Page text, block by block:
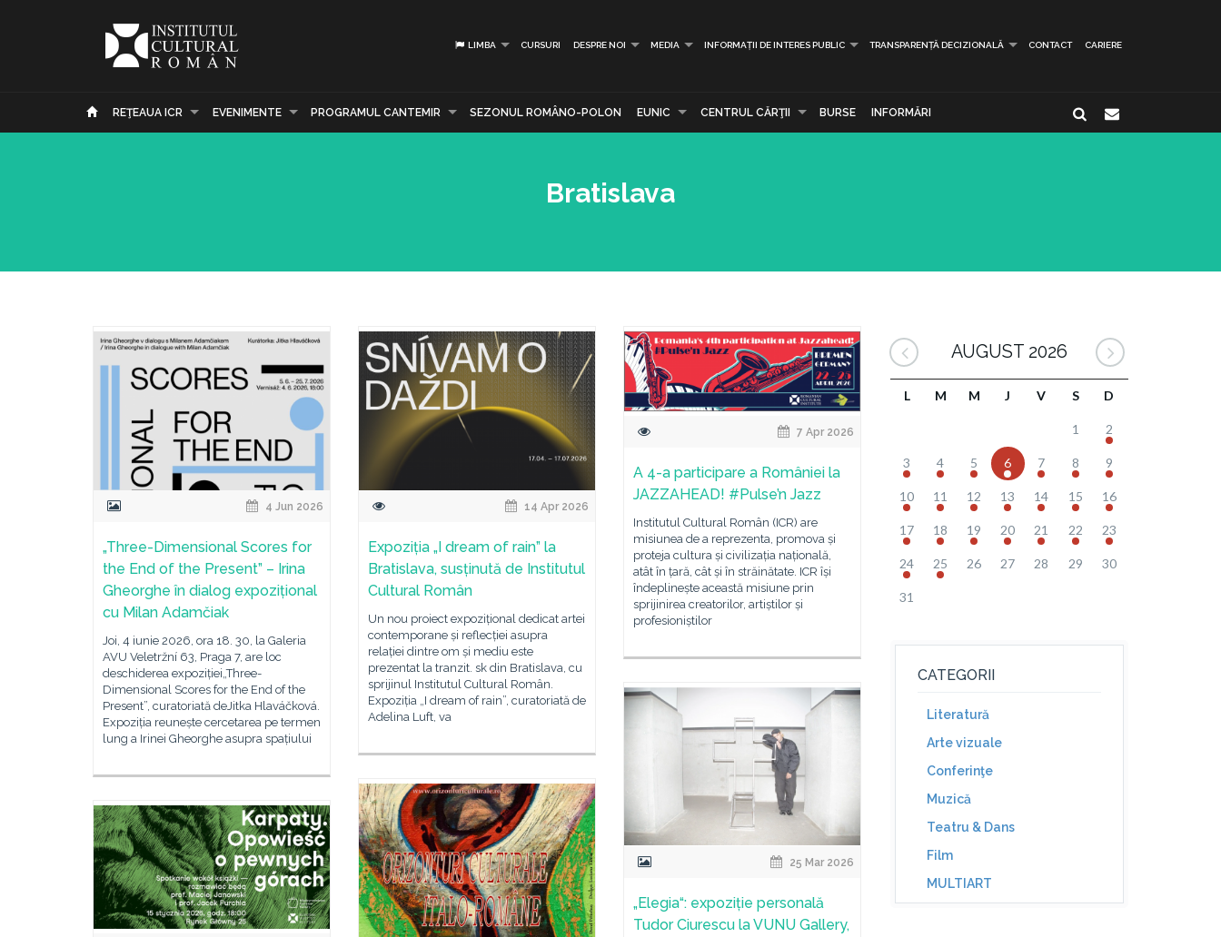
LIMBA CURSURI DESPRE NOI MEDIA INFORMAȚII DE INTERES PUBLIC TRANSPARENȚĂ DECIZIONALĂ CONTACT CARIERE
REŢEAUA ICR EVENIMENTE PROGRAMUL CANTEMIR SEZONUL ROMÂNO-POLON EUNIC CENTRUL CĂRŢII BURSE INFORMĂRI
Bratislava
4 Jun 2026
„Three-Dimensional Scores for
the End of the Present” – Irina
Gheorghe în dialog expozițional
cu Milan Adamčiak
Joi, 4 iunie 2026, ora 18. 30, la Galeria
AVU Veletržní 63, Praga 7, are loc
deschiderea expoziției„Three-
Dimensional Scores for the End of the
Present”, curatoriată deJitka Hlaváčková.
Expoziția reunește cercetarea pe termen
lung a Irinei Gheorghe asupra spațiului
14 Apr 2026
Expoziția „I dream of rain” la
Bratislava, susținută de Institutul
Cultural Român
Un nou proiect expozițional dedicat artei
contemporane și reflecției asupra
relației dintre om și mediu este
prezentat la tranzit. sk din Bratislava, cu
sprijinul Institutul Cultural Român.
Expoziția „I dream of rain”, curatoriată de
Adelina Luft, va
7 Apr 2026
A 4-a participare a României la
JAZZAHEAD! #Pulse’n Jazz
Institutul Cultural Român (ICR) are
misiunea de a reprezenta, promova și
proteja cultura și civilizația națională,
atât în țară, cât și în străinătate. ICR își
îndeplinește această misiune prin
sprijinirea creatorilor, artiștilor și
profesioniștilor
25 Mar 2026
„Elegia“: expoziție personală
Tudor Ciurescu la VUNU Gallery,
AUGUST 2026
L M M J V S D
1 2
3 4 5 6 7 8 9
10 11 12 13 14 15 16
17 18 19 20 21 22 23
24 25 26 27 28 29 30
31
CATEGORII
Literatură
Arte vizuale
Conferinţe
Muzică
Teatru & Dans
Film
MULTIART